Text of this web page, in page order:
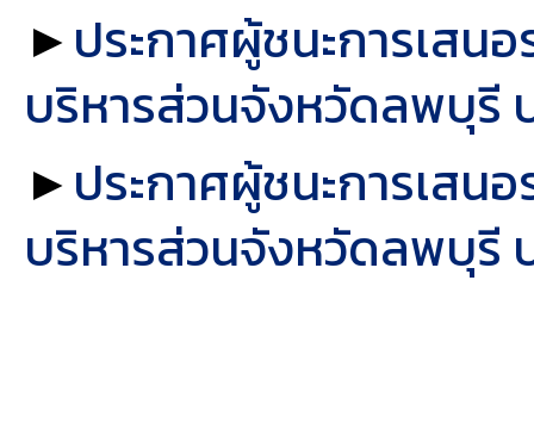
►ประกาศผู้ชนะการเสน
บริหารส่วนจังหวัดลพบุรี
►ประกาศผู้ชนะการเสน
บริหารส่วนจังหวัดลพบุรี